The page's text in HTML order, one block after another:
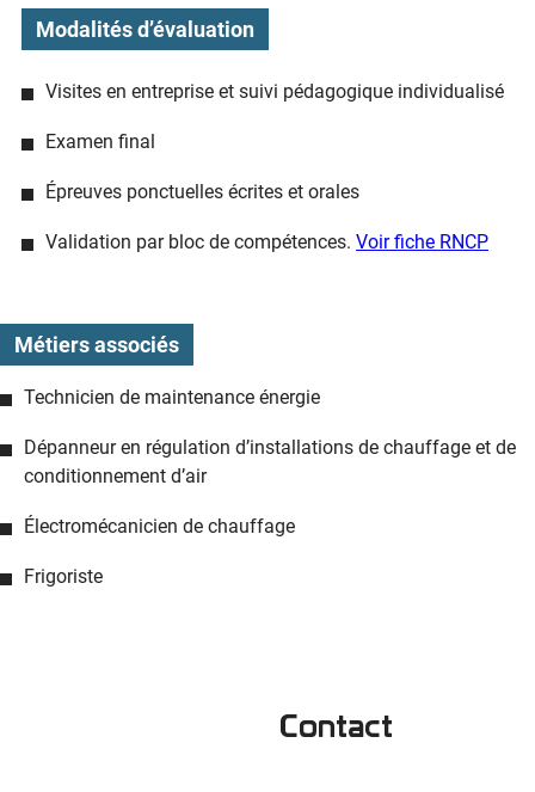
Modalités d’évaluation
Visites en entreprise et suivi pédagogique individualisé
Examen final
Épreuves ponctuelles écrites et orales
Validation par bloc de compétences. Voir fiche RNCP
Métiers associés
Technicien de maintenance énergie
Dépanneur en régulation d’installations de chauffage et de
conditionnement d’air
Électromécanicien de chauffage
Frigoriste
Contact